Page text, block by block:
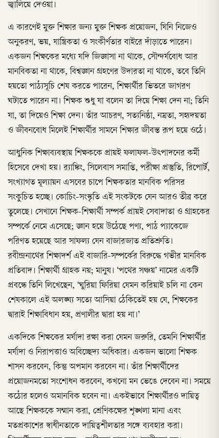
জ্বালিয়ে দেওয়া।
এ কারণেই মুক্ত শিক্ষার জন্য মুক্ত শিক্ষক প্রয়োজন, যিনি নিজেও
অনুকরণ, ভয়, যান্ত্রিকতা ও সংকীর্ণতার বাইরে দাঁড়াতে পারেন।
একজন শিক্ষকের মধ্যে যদি জিজ্ঞাসা না থাকে, সৌন্দর্যবোধ আর
মানবিকতা না থাকে, বিশ্বজ্ঞান গ্রহণের উদারতা না থাকে, তবে তিনি
হয়তো পাঠ্যসূচি শেষ করতে পারেন, শিক্ষার্থীর ভিতরে জাগরণ
ঘটাতে পারেন না। শিক্ষক শুধু যা বলেন তা দিয়ে শিক্ষা দেন না; তিনি
যা, তা দিয়েও শিক্ষা দেন। তাঁর আচরণ, সত্যনিষ্ঠা, নম্রতা, সহৃদয়তা
ও জীবনবোধ মিলেই শিক্ষার্থীর সামনে শিক্ষার জীবন্ত রূপ হয়ে ওঠে।
আধুনিক শিক্ষাব্যবস্থায় শিক্ষককে প্রায়ই ফলাফল-উৎপাদনের কর্মী
হিসেবে দেখা হয়। র‍্যাঙ্কিং, সিলেবাস সমাপ্তি, পরীক্ষা প্রস্তুতি, রিপোর্ট,
সংখ্যাগত মূল্যায়ন এসবের চাপে শিক্ষকতার মানবিক পরিসর
সংকুচিত হচ্ছে। কোচিং-সংস্কৃতি এই সংকটকে যেন আরও তীব্র করে
তুলেছে। সেখানে শিক্ষক-শিক্ষার্থী সম্পর্ক প্রায়ই সেবাদাতা ও গ্রাহকের
সম্পর্কে নেমে এসেছে; জ্ঞান হয়ে উঠেছে পণ্য, পাঠ প্যাকেজে
পরিণত হয়েছে আর সাফল্য যেন বাজারজাত প্রতিশ্রুতি।
রবীন্দ্রনাথের শিক্ষাদর্শ এই বাজারি-সম্পর্কের বিরুদ্ধে গভীর মানবিক
প্রতিবাদ। শিক্ষার্থী গ্রাহক নয়; মানুষ। ‘পথের সঞ্চয়’ নামের একটি
প্রবন্ধে তিনি লিখেছেন, ‘ঘুরিয়া ফিরিয়া যেমন করিয়াই চলি না কেন
শেষকালে এই অলঙ্ঘ্য সত্যে আসিয়া ঠেকিতেই হয় যে, শিক্ষকের
দ্বারাই শিক্ষাবিধান হয়, প্রণালীর দ্বারা হয় না।’
একদিকে শিক্ষকের মর্যাদা রক্ষা করা যেমন জরুরি, তেমনি শিক্ষার্থীর
মর্যাদা ও নিরাপত্তাও অবিচ্ছেদ্য অধিকার। একজন ভালো শিক্ষক
শাসন করবেন, কিন্তু অপমান করবেন না। তাঁর শিক্ষার্থীদের
প্রয়োজনমতো সংশোধন করবেন, কখনো মন ভেঙে দেবেন না। সময়ে
কঠোর হলেও অমানবিক হবেন না। একইভাবে শিক্ষার্থীরও দায়িত্ব
আছে শিক্ষককে সম্মান করা, শ্রেণিকক্ষের শৃঙ্খলা মানা এবং
মতপ্রকাশের স্বাধীনতাকে দায়িত্বশীলতার সঙ্গে ব্যবহার করা।